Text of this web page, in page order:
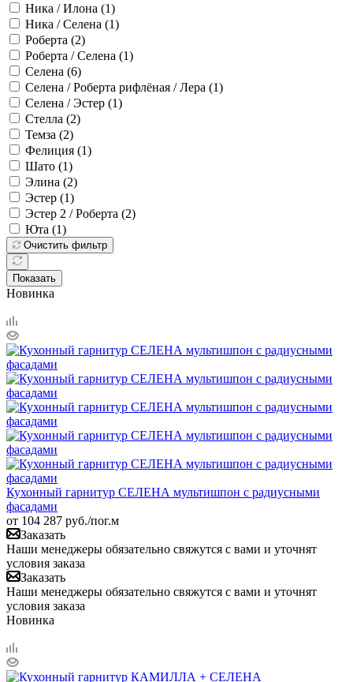
Ника / Илона (1)
Ника / Селена (1)
Роберта (2)
Роберта / Селена (1)
Селена (6)
Селена / Роберта рифлёная / Лера (1)
Селена / Эстер (1)
Стелла (2)
Темза (2)
Фелиция (1)
Шато (1)
Элина (2)
Эстер (1)
Эстер 2 / Роберта (2)
Юта (1)
Очистить фильтр
Показать
Новинка
Кухонный гарнитур СЕЛЕНА мультишпон с радиусными
фасадами
от 104 287 руб./пог.м
Заказать
Наши менеджеры обязательно свяжутся с вами и уточнят
условия заказа
Заказать
Наши менеджеры обязательно свяжутся с вами и уточнят
условия заказа
Новинка